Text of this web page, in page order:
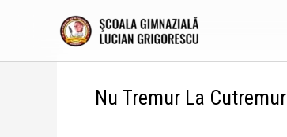
Nu Tremur La Cutremur